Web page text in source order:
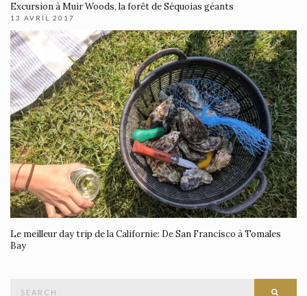
Excursion à Muir Woods, la forêt de Séquoias géants
13 AVRIL 2017
Le meilleur day trip de la Californie: De San Francisco à Tomales
Bay